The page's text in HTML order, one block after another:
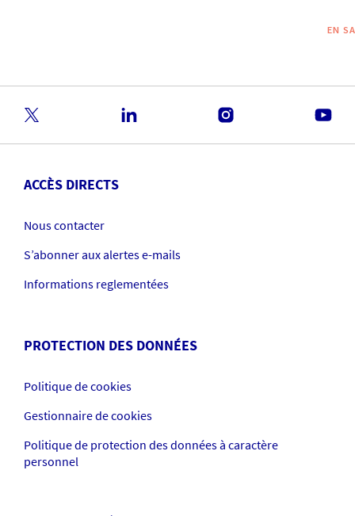
EN
ACCÈS DIRECTS
Nous contacter
S’abonner aux alertes e-mails
Informations reglementées
PROTECTION DES DONNÉES
Politique de cookies
Gestionnaire de cookies
Politique de protection des données à caractère
personnel